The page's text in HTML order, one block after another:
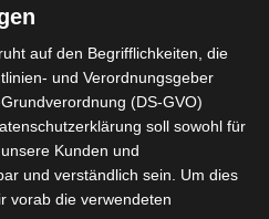
de Tunis
Tataouine
auf den Begrifflichkeiten, die
und Verordnungsgeber
(DS-GVO)
soll sowohl für
Kunden und
und verständlich sein. Um dies
vorab die verwendeten